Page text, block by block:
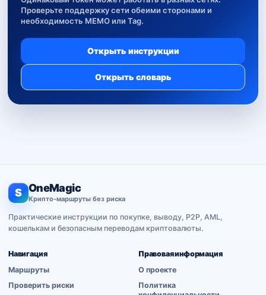
Проверьте поддержку сети обеими сторонами и
необходимость MEMO или Tag.
Открыть инструкции
Открыть словарь
S OneMagic
Крипто-маршруты без риска
Практические инструкции по покупке, выводу, P2P, AML,
кошелькам и безопасным переводам криптовалюты.
Навигация
Маршруты
Проверить риски
Правовая информация
О проекте
Политика